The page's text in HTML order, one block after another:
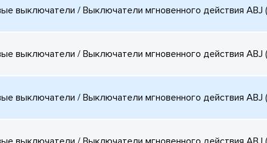
выключатели / Выключатели мгновенного действия ABJ
выключатели / Выключатели мгновенного действия ABJ
выключатели / Выключатели мгновенного действия ABJ